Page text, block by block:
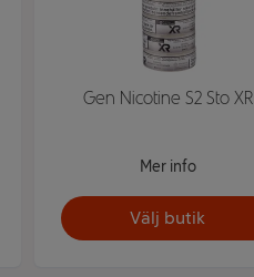
Gen Nicotine S2 Sto XR
Mer info
Välj butik